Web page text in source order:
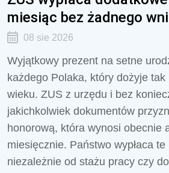
miesiąc bez żadnego
08 sie 2026
Wyjątkowy prezent na setne
każdego Polaka, który dożyje
wieku. ZUS z urzędu i bez
jakichkolwiek dokumentów
honorową, która wynosi obecnie
miesięcznie. Państwo wypłaca
niezależnie od stażu pracy czy